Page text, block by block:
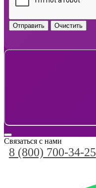
Отправить Очистить
Связаться с нами
8 (800) 700-34-25